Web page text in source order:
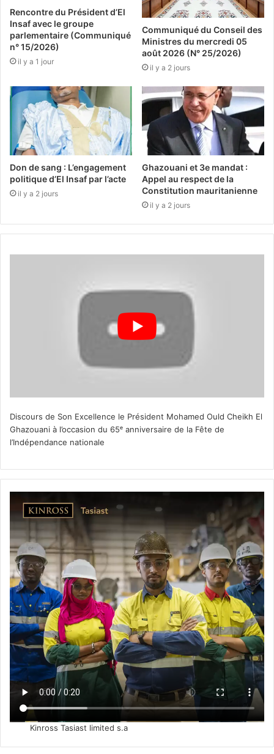
Rencontre du Président d’El
Insaf avec le groupe
parlementaire (Communiqué
n° 15/2026)
il y a 1 jour
Communiqué du Conseil des
Ministres du mercredi 05
août 2026 (N° 25/2026)
il y a 2 jours
Don de sang : L’engagement
politique d’El Insaf par l’acte
il y a 2 jours
Ghazouani et 3e mandat :
Appel au respect de la
Constitution mauritanienne
il y a 2 jours
Discours de Son Excellence le Président Mohamed Ould Cheikh El
Ghazouani à l’occasion du 65ᵉ anniversaire de la Fête de
l’Indépendance nationale
Kinross Tasiast limited s.a